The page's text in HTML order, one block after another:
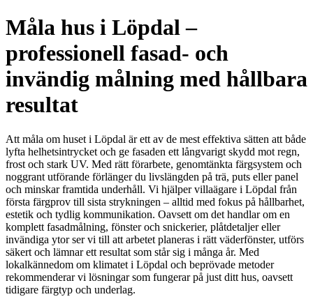
Måla hus i Löpdal –
professionell fasad- och
invändig målning med hållbara
resultat
Att måla om huset i Löpdal är ett av de mest effektiva sätten att både
lyfta helhetsintrycket och ge fasaden ett långvarigt skydd mot regn,
frost och stark UV. Med rätt förarbete, genomtänkta färgsystem och
noggrant utförande förlänger du livslängden på trä, puts eller panel
och minskar framtida underhåll. Vi hjälper villaägare i Löpdal från
första färgprov till sista strykningen – alltid med fokus på hållbarhet,
estetik och tydlig kommunikation. Oavsett om det handlar om en
komplett fasadmålning, fönster och snickerier, plåtdetaljer eller
invändiga ytor ser vi till att arbetet planeras i rätt väderfönster, utförs
säkert och lämnar ett resultat som står sig i många år. Med
lokalkännedom om klimatet i Löpdal och beprövade metoder
rekommenderar vi lösningar som fungerar på just ditt hus, oavsett
tidigare färgtyp och underlag.